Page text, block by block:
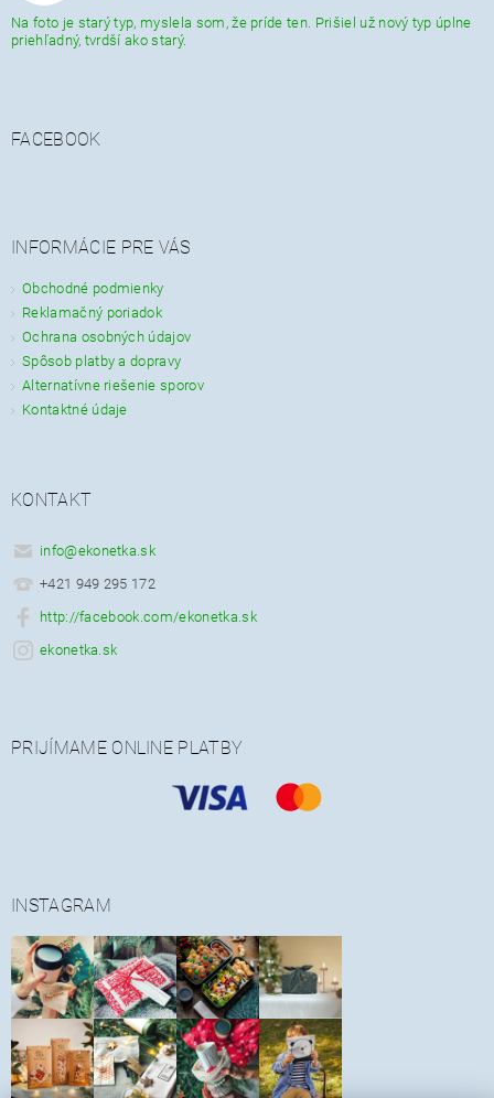
Na foto je starý typ, myslela som, že príde ten. Prišiel už nový typ úplne
priehľadný, tvrdší ako starý.
FACEBOOK
INFORMÁCIE PRE VÁS
Obchodné podmienky
Reklamačný poriadok
Ochrana osobných údajov
Spôsob platby a dopravy
Alternatívne riešenie sporov
Kontaktné údaje
KONTAKT
info@ekonetka.sk
+421 949 295 172
http://facebook.com/ekonetka.sk
ekonetka.sk
PRIJÍMAME ONLINE PLATBY
INSTAGRAM